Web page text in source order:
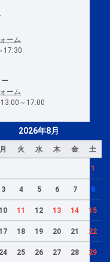
ーム
17:30
ー
ーム
～17:00
2026年8月
月 火 水 木 金 土
1
3 4 5 6 7 8
10 11 12 13 14 15
17 18 19 20 21 22
24 25 26 27 28 29